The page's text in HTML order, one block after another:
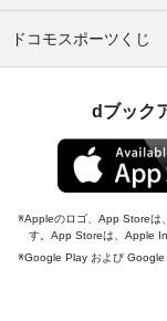
ドコモスポーツくじ
dブック
Appleのロゴ、App Storeは
す。App Storeは、Apple
Google Play および Google